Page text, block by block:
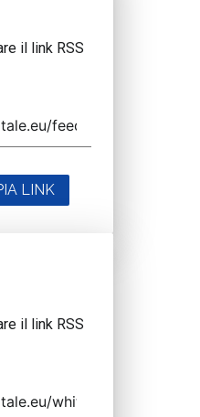
il link RSS
LINK
il link RSS